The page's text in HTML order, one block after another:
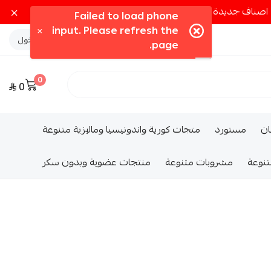
تسجيل الدخول
0
0
مستورد
متجات كورية واندونيسيا وماليزية متنوعة
مشروبات متنوعة
منتجات عضوية وبدون سكر